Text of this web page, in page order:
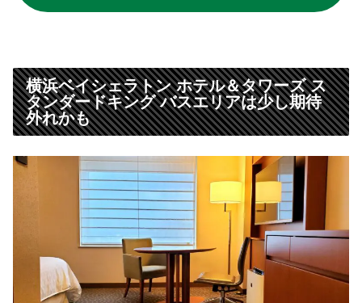
横浜ベイシェラトン ホテル＆タワーズ ス
タンダードキング バスエリアは少し期待
外れかも